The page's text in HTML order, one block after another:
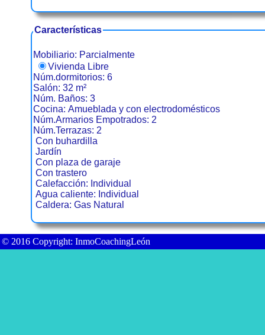
Características
Mobiliario: Parcialmente
Vivienda Libre
Núm.dormitorios: 6
Salón: 32 m²
Núm. Baños: 3
Cocina: Amueblada y con electrodomésticos
Núm.Armarios Empotrados: 2
Núm.Terrazas: 2
Con buhardilla
Jardín
Con plaza de garaje
Con trastero
Calefacción: Individual
Agua caliente: Individual
Caldera: Gas Natural
© 2016 Copyright: InmoCoachingLeón